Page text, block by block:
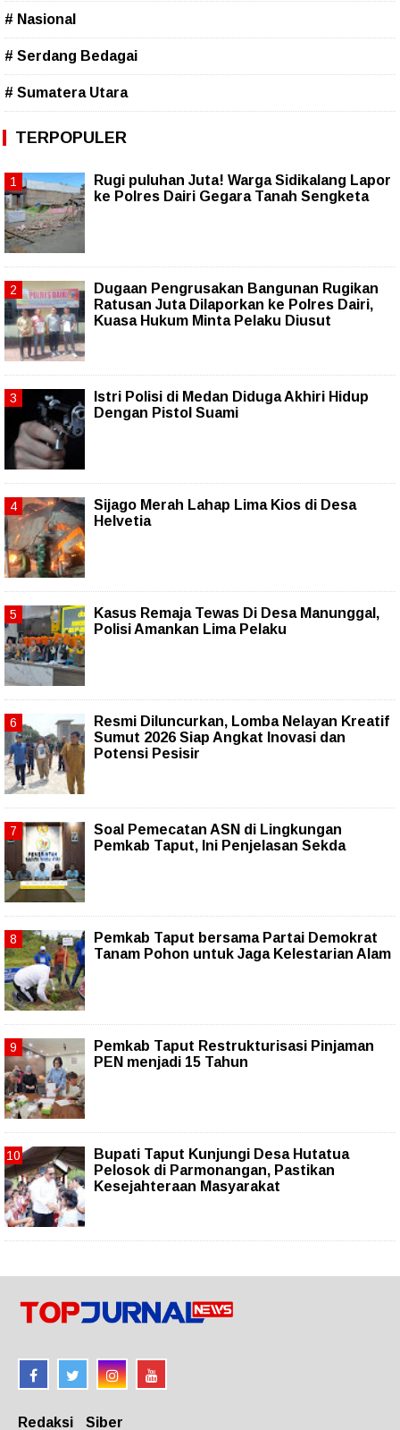
# Nasional
# Serdang Bedagai
# Sumatera Utara
TERPOPULER
Rugi puluhan Juta! Warga Sidikalang Lapor
ke Polres Dairi Gegara Tanah Sengketa
Dugaan Pengrusakan Bangunan Rugikan
Ratusan Juta Dilaporkan ke Polres Dairi,
Kuasa Hukum Minta Pelaku Diusut
Istri Polisi di Medan Diduga Akhiri Hidup
Dengan Pistol Suami
Sijago Merah Lahap Lima Kios di Desa
Helvetia
Kasus Remaja Tewas Di Desa Manunggal,
Polisi Amankan Lima Pelaku
Resmi Diluncurkan, Lomba Nelayan Kreatif
Sumut 2026 Siap Angkat Inovasi dan
Potensi Pesisir
Soal Pemecatan ASN di Lingkungan
Pemkab Taput, Ini Penjelasan Sekda
Pemkab Taput bersama Partai Demokrat
Tanam Pohon untuk Jaga Kelestarian Alam
Pemkab Taput Restrukturisasi Pinjaman
PEN menjadi 15 Tahun‎
Bupati Taput Kunjungi Desa Hutatua
Pelosok di Parmonangan, Pastikan
Kesejahteraan Masyarakat
Redaksi Siber